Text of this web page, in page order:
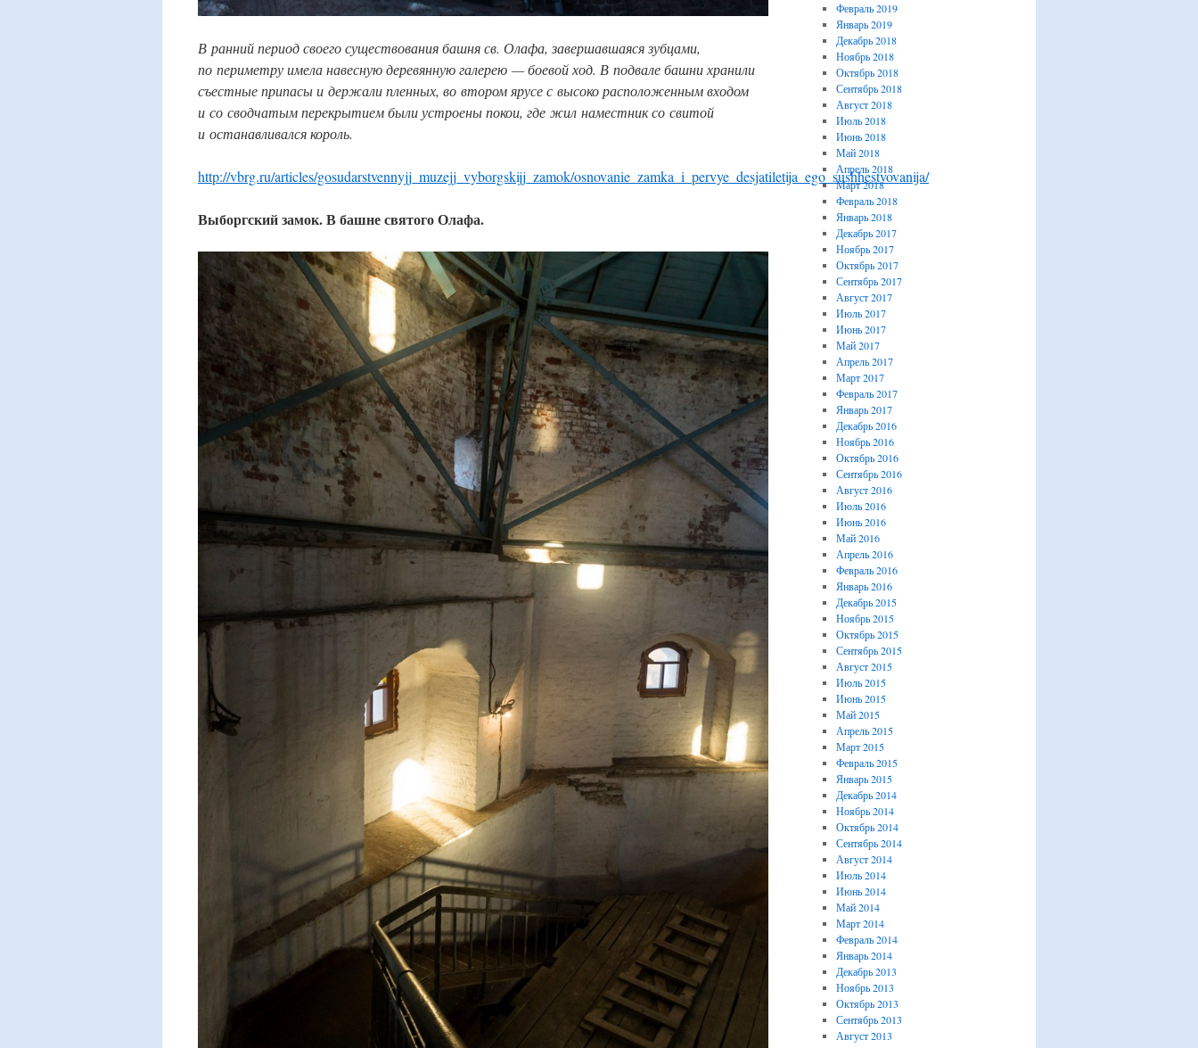
В ранний период своего существования башня св. Олафа, завершавшаяся зубцами,
по периметру имела навесную деревянную галерею — боевой ход. В подвале башни хранили
съестные припасы и держали пленных, во втором ярусе с высоко расположенным входом
и со сводчатым перекрытием были устроены покои, где жил наместник со свитой
и останавливался король.
http://vbrg.ru/articles/gosudarstvennyjj_muzejj_vyborgskijj_zamok/osnovanie_zamka_i_pervye_desjatiletija_ego_sushhestvovanija/
Выборгский замок. В башне святого Олафа.
Февраль 2019
Январь 2019
Декабрь 2018
Ноябрь 2018
Октябрь 2018
Сентябрь 2018
Август 2018
Июль 2018
Июнь 2018
Май 2018
Апрель 2018
Март 2018
Февраль 2018
Январь 2018
Декабрь 2017
Ноябрь 2017
Октябрь 2017
Сентябрь 2017
Август 2017
Июль 2017
Июнь 2017
Май 2017
Апрель 2017
Март 2017
Февраль 2017
Январь 2017
Декабрь 2016
Ноябрь 2016
Октябрь 2016
Сентябрь 2016
Август 2016
Июль 2016
Июнь 2016
Май 2016
Апрель 2016
Февраль 2016
Январь 2016
Декабрь 2015
Ноябрь 2015
Октябрь 2015
Сентябрь 2015
Август 2015
Июль 2015
Июнь 2015
Май 2015
Апрель 2015
Март 2015
Февраль 2015
Январь 2015
Декабрь 2014
Ноябрь 2014
Октябрь 2014
Сентябрь 2014
Август 2014
Июль 2014
Июнь 2014
Май 2014
Март 2014
Февраль 2014
Январь 2014
Декабрь 2013
Ноябрь 2013
Октябрь 2013
Сентябрь 2013
Август 2013